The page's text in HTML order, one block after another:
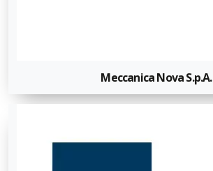
Meccanica Nova S.p.A.